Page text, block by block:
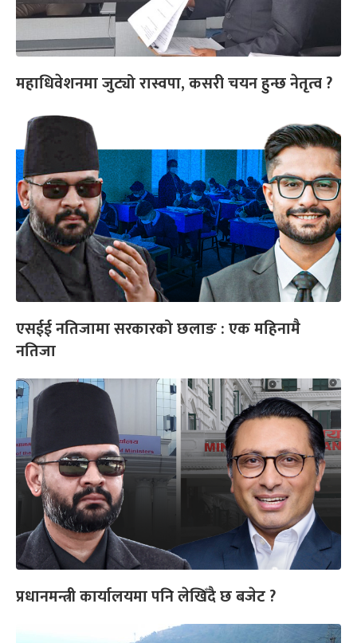
महाधिवेशनमा जुट्यो रास्वपा, कसरी चयन हुन्छ नेतृत्व ?
एसईई नतिजामा सरकारको छलाङ : एक महिनामै
नतिजा
प्रधानमन्त्री कार्यालयमा पनि लेखिँदै छ बजेट ?